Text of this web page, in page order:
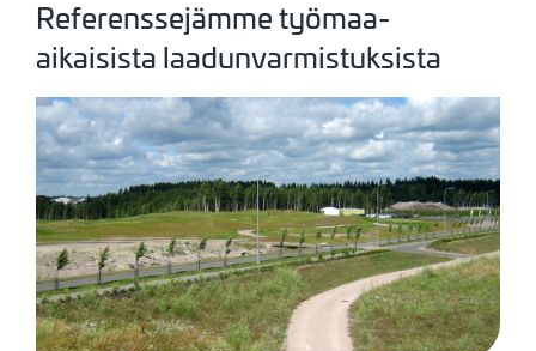
Referenssejämme työmaa-
aikaisista laadunvarmistuksista
Kuva